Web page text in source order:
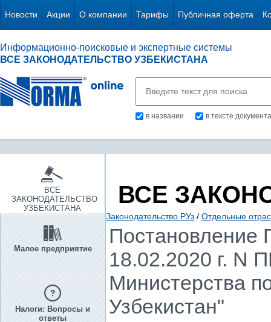
Новости Акции О компании Тарифы Публичная оферта
Информационно-поисковые и экспертные системы
ВСЕ ЗАКОНОДАТЕЛЬСТВО УЗБЕКИСТАНА
в названии в тексте документа
ВСЕ
ЗАКОНОДАТЕЛЬСТВО
УЗБЕКИСТАНА
Малое предприятие
Налоги: Вопросы и
ответы
ВСЕ
Законодательство РУз / Отдельные
Постановление
18.02.2020 г. N
Министерства
Узбекистан"